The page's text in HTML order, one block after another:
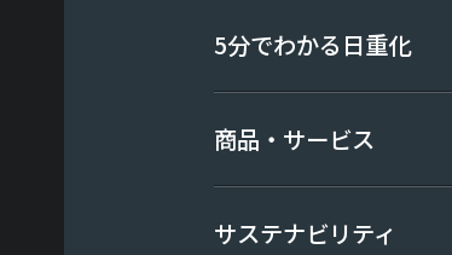
5分でわかる日重化
商品・サービス
サステナビリティ